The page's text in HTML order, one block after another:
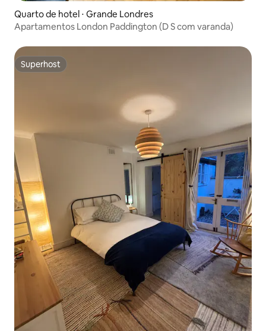
Quarto de hotel ⋅ Grande Londres
Apartamentos London Paddington (D S com varanda)
Superhost
Superhost